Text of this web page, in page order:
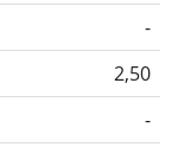
-
2,50
-